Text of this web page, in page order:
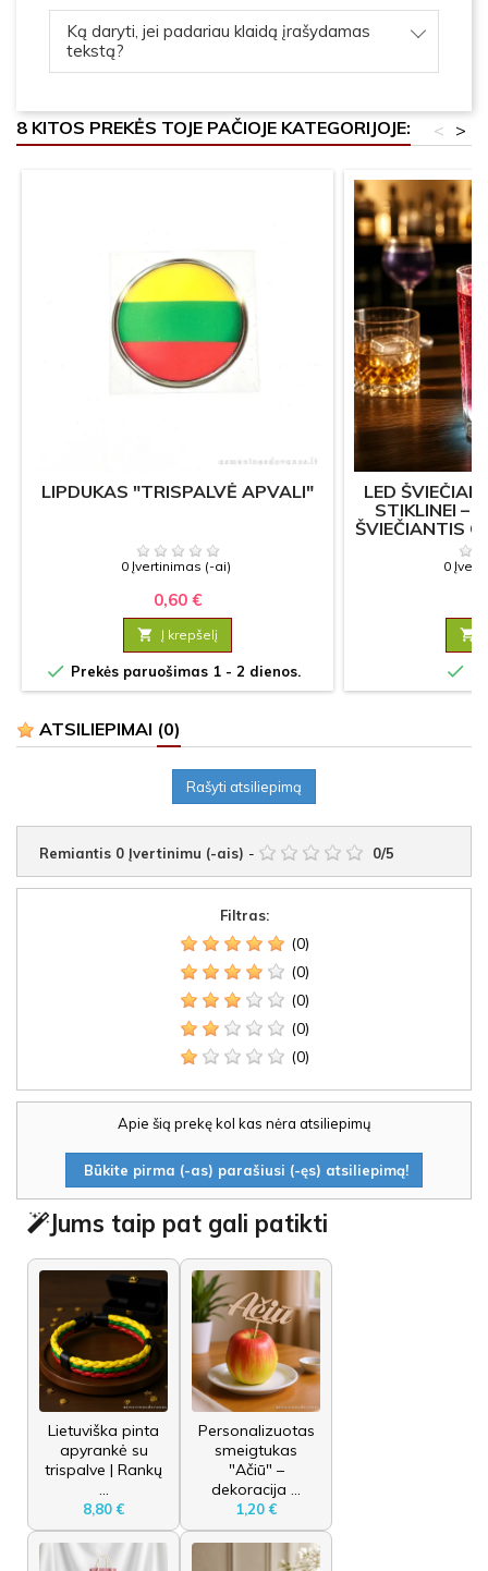
Ką daryti, jei padariau klaidą įrašydamas
tekstą?
8 KITOS PREKĖS TOJE PAČIOJE KATEGORIJOJE: >
<
LIPDUKAS "TRISPALVĖ APVALI"
0 Įvertinimas (-ai)
0,60 €
 Į krepšelį
 Prekės paruošimas 1 - 2 dienos.
LED
STIKLINEI –
ŠVIEČIANTIS
0


ATSILIEPIMAI (0)
Rašyti atsiliepimą
Remiantis 0 Įvertinimu (-ais) - 0/5
Filtras:
(0)
(0)
(0)
(0)
(0)
Apie šią prekę kol kas nėra atsiliepimų
Būkite pirma (-as) parašiusi (-ęs) atsiliepimą!
Jums taip pat gali patikti
Lietuviška pinta
apyrankė su
trispalve | Rankų
...
8,80 €
Personalizuotas
smeigtukas
"Ačiū" –
dekoracija ...
1,20 €